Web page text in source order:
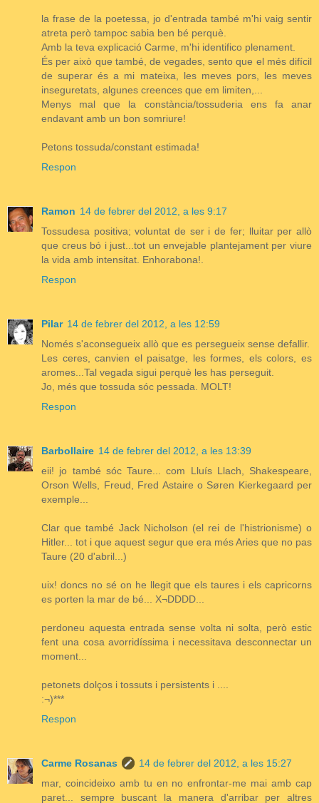
la frase de la poetessa, jo d'entrada també m'hi vaig sentir
atreta però tampoc sabia ben bé perquè.
Amb la teva explicació Carme, m'hi identifico plenament.
És per això que també, de vegades, sento que el més difícil
de superar és a mi mateixa, les meves pors, les meves
inseguretats, algunes creences que em limiten,...
Menys mal que la constància/tossuderia ens fa anar
endavant amb un bon somriure!
Petons tossuda/constant estimada!
Respon
Ramon 14 de febrer del 2012, a les 9:17
Tossudesa positiva; voluntat de ser i de fer; lluitar per allò
que creus bó i just...tot un envejable plantejament per viure
la vida amb intensitat. Enhorabona!.
Respon
Pilar 14 de febrer del 2012, a les 12:59
Només s'aconsegueix allò que es persegueix sense defallir.
Les ceres, canvien el paisatge, les formes, els colors, es
aromes...Tal vegada sigui perquè les has perseguit.
Jo, més que tossuda sóc pessada. MOLT!
Respon
Barbollaire 14 de febrer del 2012, a les 13:39
eii! jo també sóc Taure... com Lluís Llach, Shakespeare,
Orson Wells, Freud, Fred Astaire o Søren Kierkegaard per
exemple...
Clar que també Jack Nicholson (el rei de l'histrionisme) o
Hitler... tot i que aquest segur que era més Aries que no pas
Taure (20 d'abril...)
uix! doncs no sé on he llegit que els taures i els capricorns
es porten la mar de bé... X¬DDDD...
perdoneu aquesta entrada sense volta ni solta, però estic
fent una cosa avorridíssima i necessitava desconnectar un
moment...
petonets dolços i tossuts i persistents i ....
:¬)***
Respon
Carme Rosanas
14 de febrer del 2012, a les 15:27
mar, coincideixo amb tu en no enfrontar-me mai amb cap
paret... sempre buscant la manera d'arribar per altres